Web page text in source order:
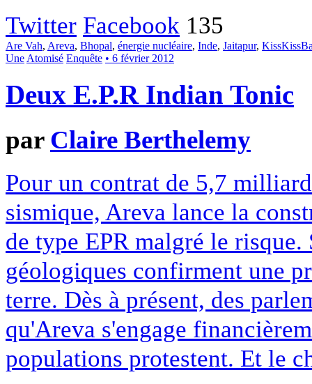
Twitter Facebook 135
Are Vah, Areva, Bhopal, énergie nucléaire, Inde, Jaitapur,
UneAtomisé Enquête • 6 février 2012
Deux E.P.R Indian Tonic
par Claire Berthelemy
Pour un contrat de 5,7
sismique, Areva lance la
de type EPR malgré le risque.
géologiques confirment une
terre. Dès à présent, des
qu'Areva s'engage
populations protestent. Et le